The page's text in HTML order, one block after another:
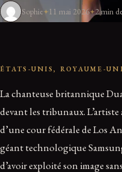
Sophie 11 mai 2026 2 min
ÉTATS-UNIS, ROYAUME-UNI
La chanteuse britannique
devant les tribunaux.
d’une cour fédérale de Los
géant technologique
d’avoir exploité son image